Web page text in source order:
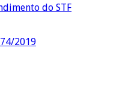
do STF
2019